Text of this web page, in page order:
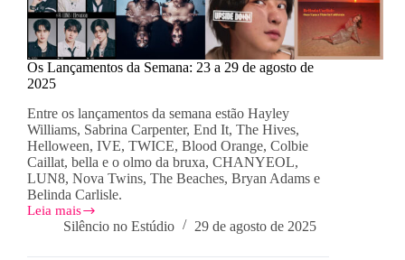
Os Lançamentos da Semana: 23 a 29 de agosto de
2025
Entre os lançamentos da semana estão Hayley
Williams, Sabrina Carpenter, End It, The Hives,
Helloween, IVE, TWICE, Blood Orange, Colbie
Caillat, bella e o olmo da bruxa, CHANYEOL,
LUN8, Nova Twins, The Beaches, Bryan Adams e
Belinda Carlisle.
Leia mais
Os
Lançamentos
Silêncio no Estúdio 29 de agosto de 2025